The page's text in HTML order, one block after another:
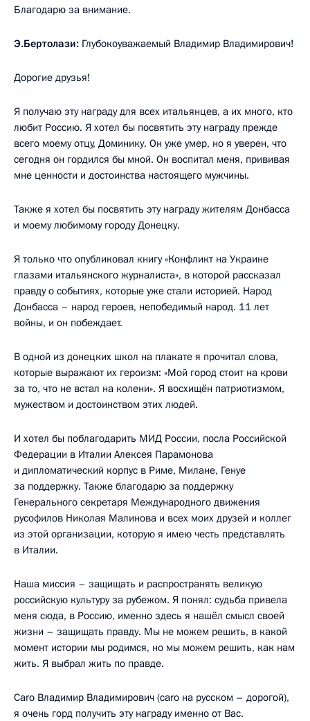
Благодарю за внимание.
Э.Бертолази: Глубокоуважаемый Владимир Владимирович!
Дорогие друзья!
Я получаю эту награду для всех итальянцев, а их много, кто
любит Россию. Я хотел бы посвятить эту награду прежде
всего моему отцу, Доминику. Он уже умер, но я уверен, что
сегодня он гордился бы мной. Он воспитал меня, прививая
мне ценности и достоинства настоящего мужчины.
Также я хотел бы посвятить эту награду жителям Донбасса
и моему любимому городу Донецку.
Я только что опубликовал книгу «Конфликт на Украине
глазами итальянского журналиста», в которой рассказал
правду о событиях, которые уже стали историей. Народ
Донбасса – народ героев, непобедимый народ. 11 лет
войны, и он побеждает.
В одной из донецких школ на плакате я прочитал слова,
которые выражают их героизм: «Мой город стоит на крови
за то, что не встал на колени». Я восхищён патриотизмом,
мужеством и достоинством этих людей.
И хотел бы поблагодарить МИД России, посла Российской
Федерации в Италии Алексея Парамонова
и дипломатический корпус в Риме, Милане, Генуе
за поддержку. Также благодарю за поддержку
Генерального секретаря Международного движения
русофилов Николая Малинова и всех моих друзей и коллег
из этой организации, которую я имею честь представлять
в Италии.
Наша миссия – защищать и распространять великую
российскую культуру за рубежом. Я понял: судьба привела
меня сюда, в Россию, именно здесь я нашёл смысл своей
жизни – защищать правду. Мы не можем решить, в какой
момент истории мы родимся, но мы можем решить, как нам
жить. Я выбрал жить по правде.
Caro Владимир Владимирович (сaro на русском – дорогой),
я очень горд получить эту награду именно от Вас.